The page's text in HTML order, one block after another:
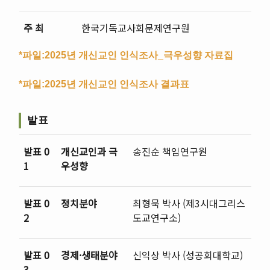
주 최 한국기독교사회문제연구원
*파일:2025년 개신교인 인식조사_극우성향 자료집
*파일:2025년 개신교인 인식조사 결과표
발표
발표 0
1
개신교인과 극
우성향
송진순 책임연구원
발표 0
2
정치분야
최형묵 박사 (제3시대그리스
도교연구소)
발표 0
경제·생태분야 신익상 박사 (성공회대학교)